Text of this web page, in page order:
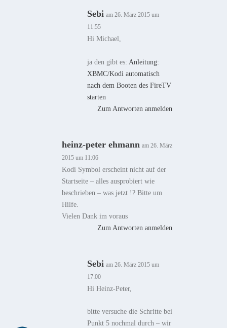
Sebi am 26. März 2015 um
11:55
Hi Michael,
ja den gibt es: Anleitung:
XBMC/Kodi automatisch
nach dem Booten des FireTV
starten
Zum Antworten anmelden
heinz-peter ehmann am 26. März
2015 um 11:06
Kodi Symbol erscheint nicht auf der
Startseite – alles ausprobiert wie
beschrieben – was jetzt !? Bitte um
Hilfe.
Vielen Dank im voraus
Zum Antworten anmelden
Sebi am 26. März 2015 um
17:00
Hi Heinz-Peter,
bitte versuche die Schritte bei
Punkt 5 nochmal durch – wir